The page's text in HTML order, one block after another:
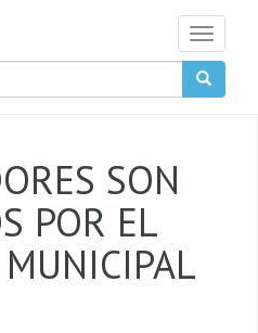
Toggle
SON
POR EL